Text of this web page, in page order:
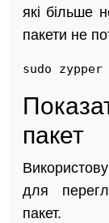
які більше
пакети не
sudo zypper
пакет
для
пакет.